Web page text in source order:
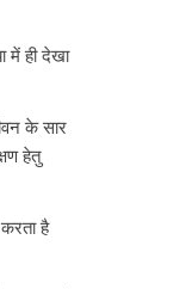
में ही देखा
के सार
हेतु
करता है